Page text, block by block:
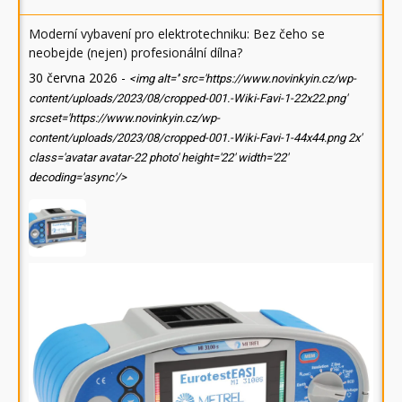
Moderní vybavení pro elektrotechniku: Bez čeho se
neobejde (nejen) profesionální dílna?
30 června 2026 - <img alt='' src='https://www.novinkyin.cz/wp-
content/uploads/2023/08/cropped-001.-Wiki-Favi-1-22x22.png'
srcset='https://www.novinkyin.cz/wp-
content/uploads/2023/08/cropped-001.-Wiki-Favi-1-44x44.png 2x'
class='avatar avatar-22 photo' height='22' width='22'
decoding='async'/>